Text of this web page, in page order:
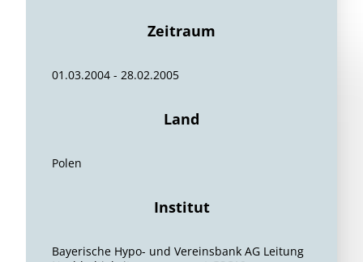
Zeitraum
01.03.2004 - 28.02.2005
Land
Polen
Institut
Bayerische Hypo- und Vereinsbank AG Leitung